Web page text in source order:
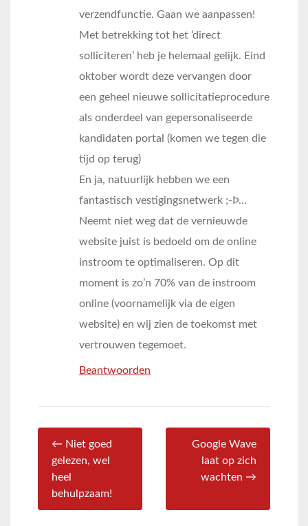
verzendfunctie. Gaan we aanpassen!
Met betrekking tot het ‘direct
solliciteren’ heb je helemaal gelijk. Eind
oktober wordt deze vervangen door
een geheel nieuwe sollicitatieprocedure
als onderdeel van gepersonaliseerde
kandidaten portal (komen we tegen die
tijd op terug)
En ja, natuurlijk hebben we een
fantastisch vestigingsnetwerk ;-Þ…
Neemt niet weg dat de vernieuwde
website juist is bedoeld om de online
instroom te optimaliseren. Op dit
moment is zo’n 70% van de instroom
online (voornamelijk via de eigen
website) en wij zien de toekomst met
vertrouwen tegemoet.
Beantwoorden
← Niet goed
gelezen, wel
heel
behulpzaam!
Google Wave
laat op zich
wachten →